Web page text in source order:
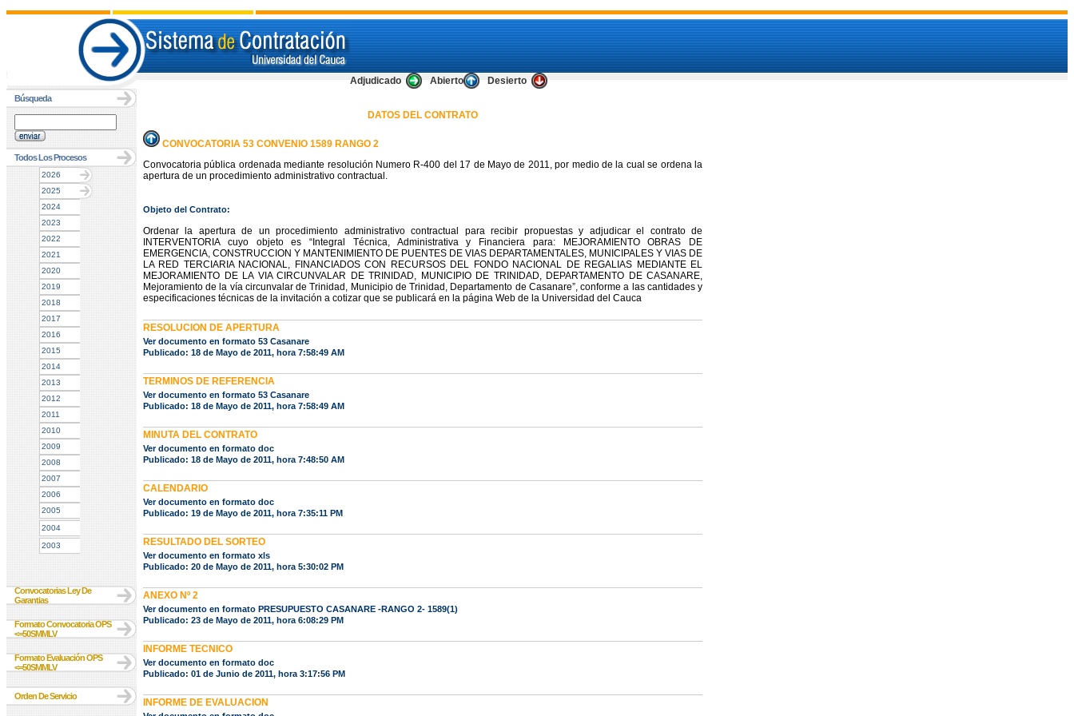
Adjudicado Abierto Desierto
Búsqueda
Todos Los Procesos
2026
2025
2024
2023
2022
2021
2020
2019
2018
2017
2016
2015
2014
2013
2012
2011
2010
2009
2008
2007
2006
2005
2004
2003
Convocatorias Ley De
Garantias
Formato Convocatoria OPS
<=50SMMLV
Formato Evaluación OPS
<=50SMMLV
Orden De Servicio
DATOS DEL CONTRATO
CONVOCATORIA 53 CONVENIO 1589 RANGO 2
Convocatoria pública ordenada mediante resolución Numero R-400 del 17 de Mayo de 2011, por medio de la cual se ordena la
apertura de un procedimiento administrativo contractual.
Objeto del Contrato:
Ordenar la apertura de un procedimiento administrativo contractual para recibir propuestas y adjudicar el contrato de
INTERVENTORIA cuyo objeto es “Integral Técnica, Administrativa y Financiera para: MEJORAMIENTO OBRAS DE
EMERGENCIA, CONSTRUCCION Y MANTENIMIENTO DE PUENTES DE VIAS DEPARTAMENTALES, MUNICIPALES Y VIAS DE
LA RED TERCIARIA NACIONAL, FINANCIADOS CON RECURSOS DEL FONDO NACIONAL DE REGALIAS MEDIANTE EL
MEJORAMIENTO DE LA VIA CIRCUNVALAR DE TRINIDAD, MUNICIPIO DE TRINIDAD, DEPARTAMENTO DE CASANARE,
Mejoramiento de la vía circunvalar de Trinidad, Municipio de Trinidad, Departamento de Casanare”, conforme a las cantidades y
especificaciones técnicas de la invitación a cotizar que se publicará en la página Web de la Universidad del Cauca
RESOLUCION DE APERTURA
Ver documento en formato 53 Casanare
Publicado: 18 de Mayo de 2011, hora 7:58:49 AM
TERMINOS DE REFERENCIA
Ver documento en formato 53 Casanare
Publicado: 18 de Mayo de 2011, hora 7:58:49 AM
MINUTA DEL CONTRATO
Ver documento en formato doc
Publicado: 18 de Mayo de 2011, hora 7:48:50 AM
CALENDARIO
Ver documento en formato doc
Publicado: 19 de Mayo de 2011, hora 7:35:11 PM
RESULTADO DEL SORTEO
Ver documento en formato xls
Publicado: 20 de Mayo de 2011, hora 5:30:02 PM
ANEXO Nº 2
Ver documento en formato PRESUPUESTO CASANARE -RANGO 2- 1589(1)
Publicado: 23 de Mayo de 2011, hora 6:08:29 PM
INFORME TECNICO
Ver documento en formato doc
Publicado: 01 de Junio de 2011, hora 3:17:56 PM
INFORME DE EVALUACION